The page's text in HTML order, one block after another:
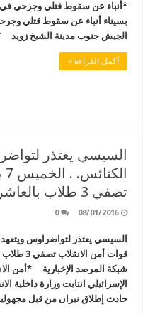
*أنباء عن سقوط قتلي وجرحي
بسيناء أنباء عن سقوط قتلي
الجيش جنوب مدينة الشيخ زويد
أكمل القراءة »
السيسي يعتذر
تصفي 3 طلاب بالعاشر من رمضان
08/01/2016
0
قوات أمن
شبكة المرصد الإخبارية *أمن
الإسرائيلي انتابت وزارة داخلية
حادث إطلاق نيران من قبل